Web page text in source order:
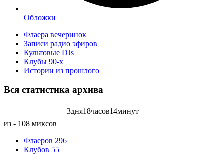
Обложки
Флаера вечеринок
Записи радио эфиров
Культовые DJs
Клубы 90-х
Истории из прошлого
Вся статистика архива
3дня18часов14минут
из - 108 миксов
Флаеров 296
Клубов 55